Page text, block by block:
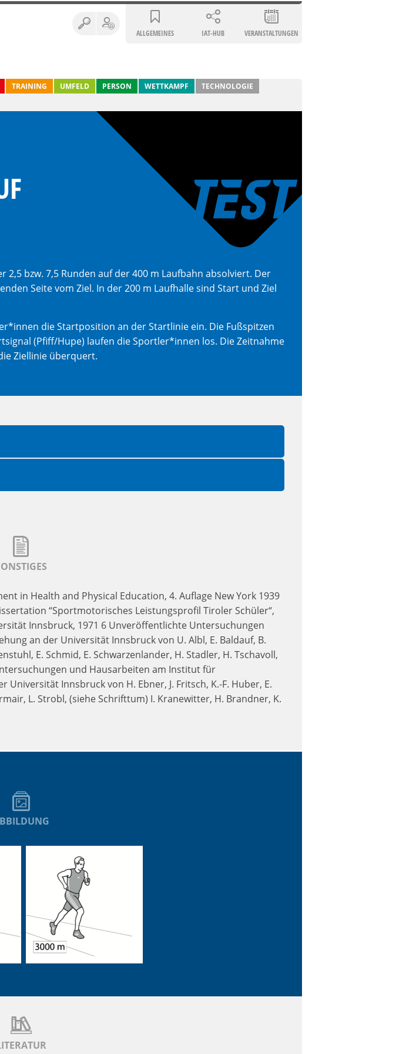
ALLGEMEINES IAT-HUB VERANSTALTUNGEN
TRAINING UMFELD PERSON WETTKAMPF TECHNOLOGIE
2,5 bzw. 7,5 Runden auf der 400 m Laufbahn absolviert. Der
Seite vom Ziel. In der 200 m Laufhalle sind Start und Ziel
die Startposition an der Startlinie ein. Die Fußspitzen
(Pfiff/Hupe) laufen die Sportler*innen los. Die Zeitnahme
Ziellinie überquert.
in Health and Physical Education, 4. Auflage New York 1939
“Sportmotorisches Leistungsprofil Tiroler Schüler“,
Innsbruck, 1971 6 Unveröffentlichte Untersuchungen
an der Universität Innsbruck von U. Albl, E. Baldauf, B.
E. Schmid, E. Schwarzenlander, H. Stadler, H. Tschavoll,
und Hausarbeiten am Institut für
Innsbruck von H. Ebner, J. Fritsch, K.-F. Huber, E.
L. Strobl, (siehe Schrifttum) I. Kranewitter, H. Brandner, K.